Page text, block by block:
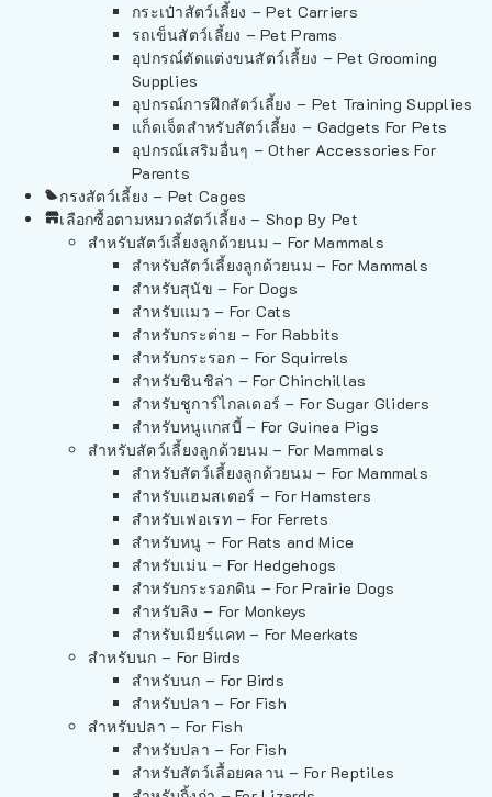
กระเป๋าสัตว์เลี้ยง – Pet Carriers
รถเข็นสัตว์เลี้ยง – Pet Prams
อุปกรณ์ตัดแต่งขนสัตว์เลี้ยง – Pet Grooming
Supplies
อุปกรณ์การฝึกสัตว์เลี้ยง – Pet Training Supplies
แก็ดเจ็ตสำหรับสัตว์เลี้ยง – Gadgets For Pets
อุปกรณ์เสริมอื่นๆ – Other Accessories For
Parents
กรงสัตว์เลี้ยง – Pet Cages
เลือกซื้อตามหมวดสัตว์เลี้ยง – Shop By Pet
สำหรับสัตว์เลี้ยงลูกด้วยนม – For Mammals
สำหรับสัตว์เลี้ยงลูกด้วยนม – For Mammals
สำหรับสุนัข – For Dogs
สำหรับแมว – For Cats
สำหรับกระต่าย – For Rabbits
สำหรับกระรอก – For Squirrels
สำหรับชินชิล่า – For Chinchillas
สำหรับชูการ์ไกลเดอร์ – For Sugar Gliders
สำหรับหนูแกสบี้ – For Guinea Pigs
สำหรับสัตว์เลี้ยงลูกด้วยนม – For Mammals
สำหรับสัตว์เลี้ยงลูกด้วยนม – For Mammals
สำหรับแฮมสเตอร์ – For Hamsters
สำหรับเฟอเรท – For Ferrets
สำหรับหนู – For Rats and Mice
สำหรับเม่น – For Hedgehogs
สำหรับกระรอกดิน – For Prairie Dogs
สำหรับลิง – For Monkeys
สำหรับเมียร์แคท – For Meerkats
สำหรับนก – For Birds
สำหรับนก – For Birds
สำหรับปลา – For Fish
สำหรับปลา – For Fish
สำหรับปลา – For Fish
สำหรับสัตว์เลื้อยคลาน – For Reptiles